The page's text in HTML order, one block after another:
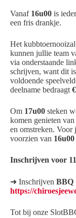
Vanaf 16u00 is
een fris drankje.
Het
kunnen jullie team
via onderstaande
schrijven, want dit
voldoende
deelname bedraagt
Om 17u00 steken
komen genieten
en omstreken. Voor
voorzien van
Inschrijven voor
➜ Inschrijven BBQ
https://
Tot bij onze